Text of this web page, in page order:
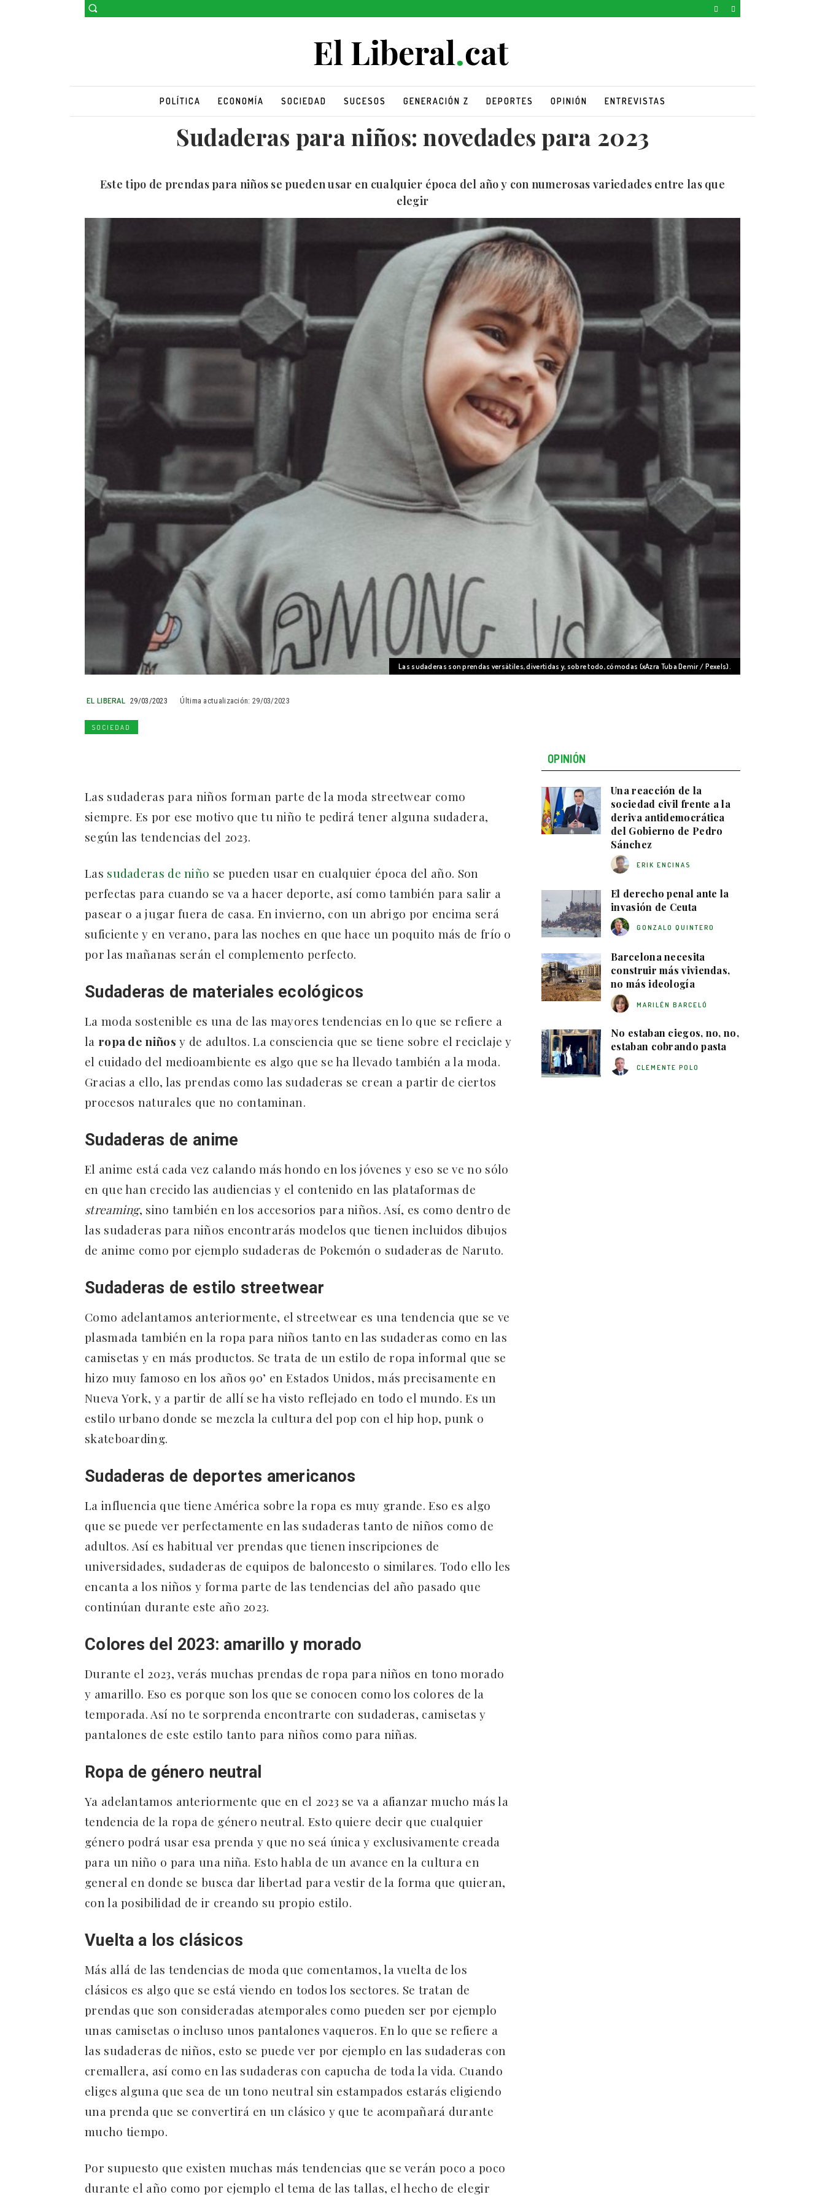
POLÍTICA ECONOMÍA SOCIEDAD SUCESOS GENERACIÓN Z DEPORTES OPINIÓN ENTREVISTAS
Sudaderas para niños: novedades para 2023
Este tipo de prendas para niños se pueden usar en cualquier época del año y con numerosas variedades entre las que
elegir
Las sudaderas son prendas versátiles, divertidas y, sobre todo, cómodas (xAzra Tuba Demir / Pexels).
EL LIBERAL 29/03/2023 Última actualización: 29/03/2023
SOCIEDAD
Las sudaderas para niños forman parte de la moda streetwear como
siempre. Es por ese motivo que tu niño te pedirá tener alguna sudadera,
según las tendencias del 2023.
Las sudaderas de niño se pueden usar en cualquier época del año. Son
perfectas para cuando se va a hacer deporte, así como también para salir a
pasear o a jugar fuera de casa. En invierno, con un abrigo por encima será
suficiente y en verano, para las noches en que hace un poquito más de frío o
por las mañanas serán el complemento perfecto.
Sudaderas de materiales ecológicos
La moda sostenible es una de las mayores tendencias en lo que se refiere a
la ropa de niños y de adultos. La consciencia que se tiene sobre el reciclaje y
el cuidado del medioambiente es algo que se ha llevado también a la moda.
Gracias a ello, las prendas como las sudaderas se crean a partir de ciertos
procesos naturales que no contaminan.
Sudaderas de anime
El anime está cada vez calando más hondo en los jóvenes y eso se ve no sólo
en que han crecido las audiencias y el contenido en las plataformas de
streaming, sino también en los accesorios para niños. Así, es como dentro de
las sudaderas para niños encontrarás modelos que tienen incluidos dibujos
de anime como por ejemplo sudaderas de Pokemón o sudaderas de Naruto.
Sudaderas de estilo streetwear
Como adelantamos anteriormente, el streetwear es una tendencia que se ve
plasmada también en la ropa para niños tanto en las sudaderas como en las
camisetas y en más productos. Se trata de un estilo de ropa informal que se
hizo muy famoso en los años 90’ en Estados Unidos, más precisamente en
Nueva York, y a partir de allí se ha visto reflejado en todo el mundo. Es un
estilo urbano donde se mezcla la cultura del pop con el hip hop, punk o
skateboarding.
Sudaderas de deportes americanos
La influencia que tiene América sobre la ropa es muy grande. Eso es algo
que se puede ver perfectamente en las sudaderas tanto de niños como de
adultos. Así es habitual ver prendas que tienen inscripciones de
universidades, sudaderas de equipos de baloncesto o similares. Todo ello les
encanta a los niños y forma parte de las tendencias del año pasado que
continúan durante este año 2023.
Colores del 2023: amarillo y morado
Durante el 2023, verás muchas prendas de ropa para niños en tono morado
y amarillo. Eso es porque son los que se conocen como los colores de la
temporada. Así no te sorprenda encontrarte con sudaderas, camisetas y
pantalones de este estilo tanto para niños como para niñas.
Ropa de género neutral
Ya adelantamos anteriormente que en el 2023 se va a afianzar mucho más la
tendencia de la ropa de género neutral. Esto quiere decir que cualquier
género podrá usar esa prenda y que no seá única y exclusivamente creada
para un niño o para una niña. Esto habla de un avance en la cultura en
general en donde se busca dar libertad para vestir de la forma que quieran,
con la posibilidad de ir creando su propio estilo.
Vuelta a los clásicos
Más allá de las tendencias de moda que comentamos, la vuelta de los
clásicos es algo que se está viendo en todos los sectores. Se tratan de
prendas que son consideradas atemporales como pueden ser por ejemplo
unas camisetas o incluso unos pantalones vaqueros. En lo que se refiere a
las sudaderas de niños, esto se puede ver por ejemplo en las sudaderas con
cremallera, así como en las sudaderas con capucha de toda la vida. Cuando
eliges alguna que sea de un tono neutral sin estampados estarás eligiendo
una prenda que se convertirá en un clásico y que te acompañará durante
mucho tiempo.
Por supuesto que existen muchas más tendencias que se verán poco a poco
durante el año como por ejemplo el tema de las tallas, el hecho de elegir
OPINIÓN
Una reacción de la
sociedad civil frente a la
deriva antidemocrática
del Gobierno de Pedro
Sánchez
ERIK ENCINAS
El derecho penal ante la
invasión de Ceuta
GONZALO QUINTERO
Barcelona necesita
construir más viviendas,
no más ideología
MARILÉN BARCELÓ
No estaban ciegos, no, no,
estaban cobrando pasta
CLEMENTE POLO